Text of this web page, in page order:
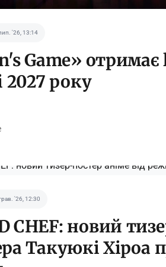
'26, 13:14
Game»
2027 року
'26, 12:30
CHEF: новий
Такуюкі Хіроа